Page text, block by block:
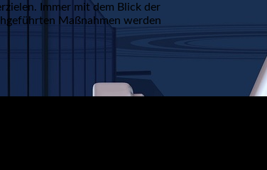
Immer mit dem Blick der
Maßnahmen werden